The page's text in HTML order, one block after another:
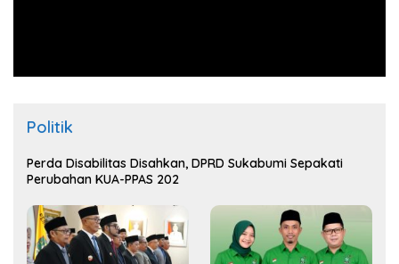
Politik
Perda Disabilitas Disahkan, DPRD Sukabumi Sepakati
Perubahan KUA-PPAS 202